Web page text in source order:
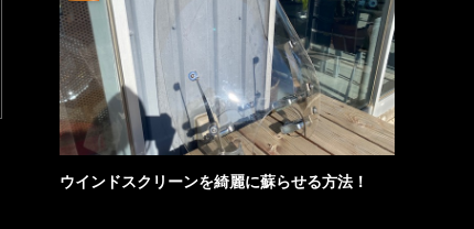
ウインドスクリーンを綺麗に蘇らせる方法！